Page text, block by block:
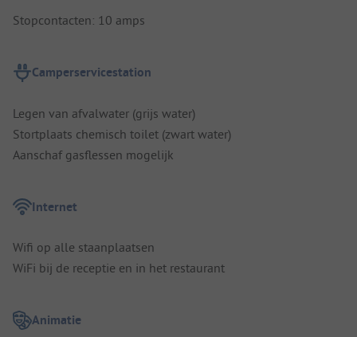
Stopcontacten: 10 amps
Camperservicestation
Legen van afvalwater (grijs water)
Stortplaats chemisch toilet (zwart water)
Aanschaf gasflessen mogelijk
Internet
Wifi op alle staanplaatsen
WiFi bij de receptie en in het restaurant
Animatie